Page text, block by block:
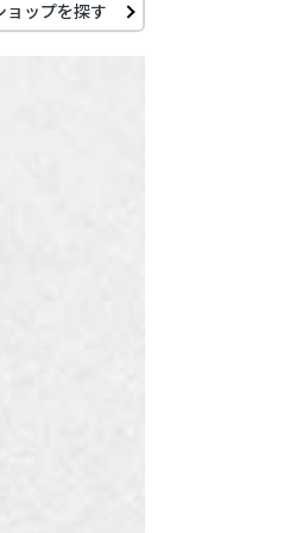
ョップを探す